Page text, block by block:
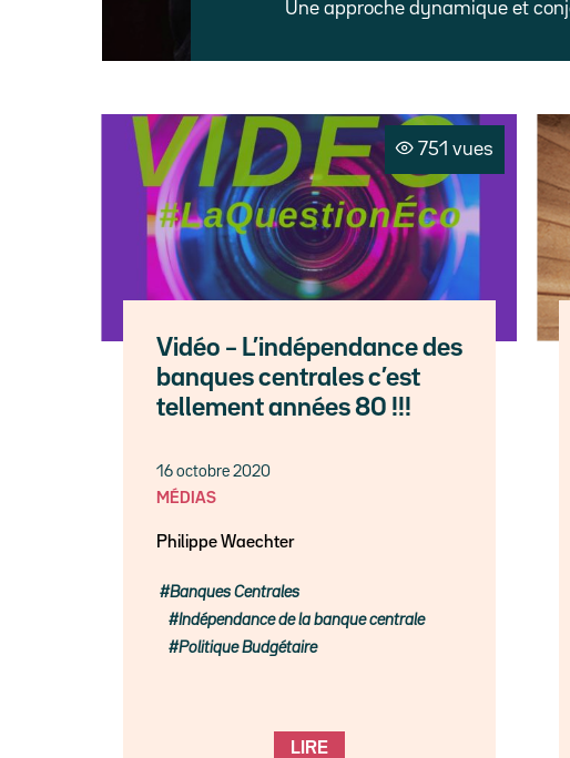
Une approche dynamique et
751 vues
Vidéo – L’indépendance des
banques centrales c’est
tellement années 80 !!!
16 octobre 2020
MÉDIAS
Philippe Waechter
LIRE
Banques Centrales
Indépendance de la banque centrale
Politique Budgétaire